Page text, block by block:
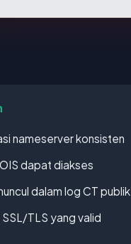
nameserver konsisten
dapat diakses
dalam log CT publik
TLS yang valid